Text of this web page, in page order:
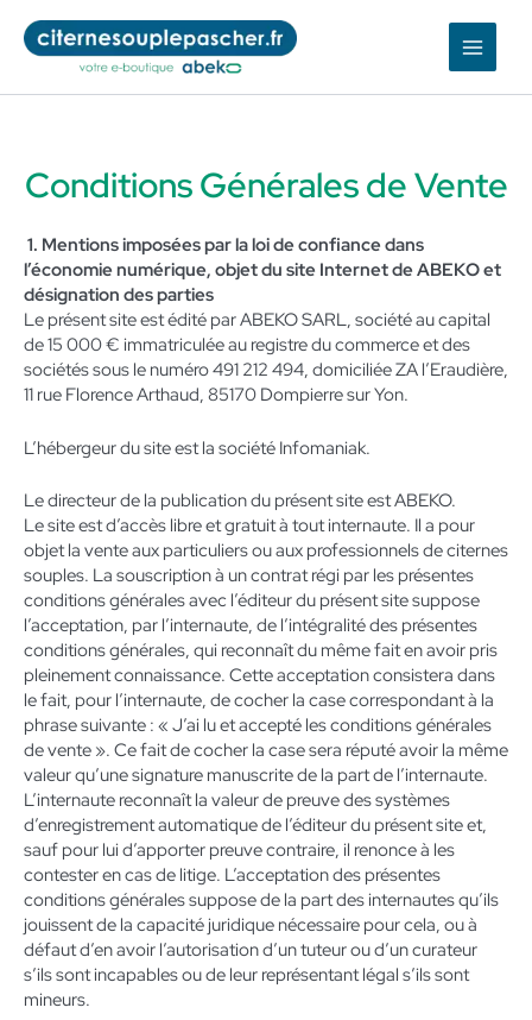
contenu
Conditions Générales de Vente
1. Mentions imposées par la loi de confiance dans
l’économie numérique, objet du site Internet de ABEKO et
désignation des parties
Le présent site est édité par ABEKO SARL, société au capital
de 15 000 € immatriculée au registre du commerce et des
sociétés sous le numéro 491 212 494, domiciliée ZA l’Eraudière,
11 rue Florence Arthaud, 85170 Dompierre sur Yon.
L’hébergeur du site est la société Infomaniak.
Le directeur de la publication du présent site est ABEKO.
Le site est d’accès libre et gratuit à tout internaute. Il a pour
objet la vente aux particuliers ou aux professionnels de citernes
souples. La souscription à un contrat régi par les présentes
conditions générales avec l’éditeur du présent site suppose
l’acceptation, par l’internaute, de l’intégralité des présentes
conditions générales, qui reconnaît du même fait en avoir pris
pleinement connaissance. Cette acceptation consistera dans
le fait, pour l’internaute, de cocher la case correspondant à la
phrase suivante : « J’ai lu et accepté les conditions générales
de vente ». Ce fait de cocher la case sera réputé avoir la même
valeur qu’une signature manuscrite de la part de l’internaute.
L’internaute reconnaît la valeur de preuve des systèmes
d’enregistrement automatique de l’éditeur du présent site et,
sauf pour lui d’apporter preuve contraire, il renonce à les
contester en cas de litige. L’acceptation des présentes
conditions générales suppose de la part des internautes qu’ils
jouissent de la capacité juridique nécessaire pour cela, ou à
défaut d’en avoir l’autorisation d’un tuteur ou d’un curateur
s’ils sont incapables ou de leur représentant légal s’ils sont
mineurs.